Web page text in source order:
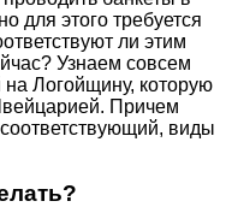
для этого требуется
ли этим
Узнаем совсем
Логойщину, которую
Причем
виды